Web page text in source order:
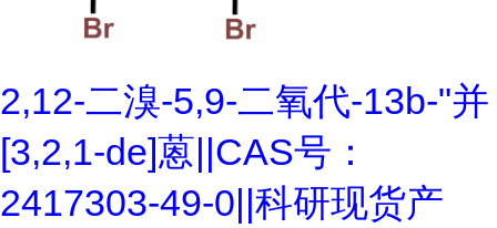
2,12-二溴-5,9-二氧代-13b-"并
[3,2,1-de]蒽||CAS号：
2417303-49-0||科研现货产